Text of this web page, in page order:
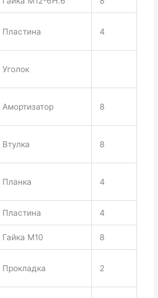
Пластина 4
Уголок
Амортизатор 8
Втулка 8
Планка 4
Пластина 4
Гайка М10 8
Прокладка 2